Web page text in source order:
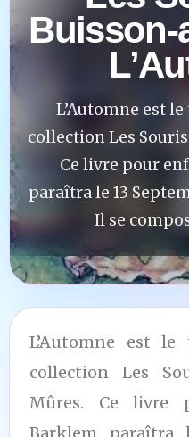
Buisson-
L’Automne est
collection Les
Ce livre pour
paraîtra le 13
Il se
L’Automne est
collection Les
Mûres. Ce livre